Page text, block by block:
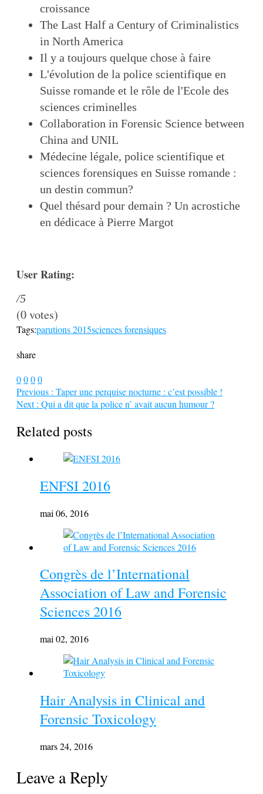
croissance
The Last Half a Century of Criminalistics
in North America
Il y a toujours quelque chose à faire
L'évolution de la police scientifique en
Suisse romande et le rôle de l'Ecole des
sciences criminelles
Collaboration in Forensic Science between
China and UNIL
Médecine légale, police scientifique et
sciences forensiques en Suisse romande :
un destin commun?
Quel thésard pour demain ? Un acrostiche
en dédicace à Pierre Margot
User Rating:
/5
(0votes)
Tags:parutions 2015sciences forensiques
share
0000
Previous : Taper une perquise nocturne : c’est possible !
Next : Qui a dit que la police n’ avait aucun humour ?
Related posts
ENFSI 2016
mai 06, 2016
Congrès de l’International
Association of Law and Forensic
Sciences 2016
mai 02, 2016
Hair Analysis in Clinical and
Forensic Toxicology
mars 24, 2016
Leave a Reply